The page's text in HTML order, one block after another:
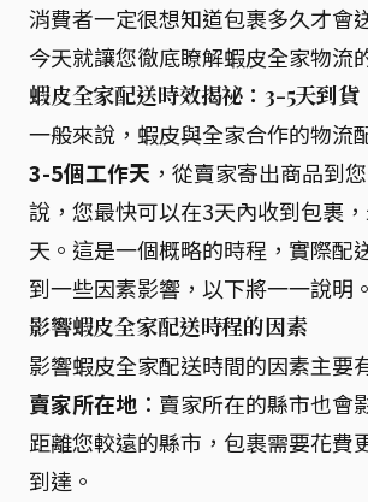
消費者一定很想知道包裹多久才會
今天就讓您徹底瞭解蝦皮全家物流
蝦皮全家配送時效揭祕：3-5天到貨
一般來說，蝦皮與全家合作的物流
3-5個工作天 ，從賣家寄出商品到
說，您最快可以在3天內收到包裹
天。這是一個概略的時程，實際配
到一些因素影響，以下將一一說明。
影響蝦皮全家配送時程的因素
影響蝦皮全家配送時間的因素主要
賣家所在地 ：賣家所在的縣市也會
距離您較遠的縣市，包裹需要花費
到達。